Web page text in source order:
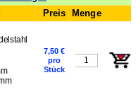
Preis Menge
7,50 €
pro
Stück